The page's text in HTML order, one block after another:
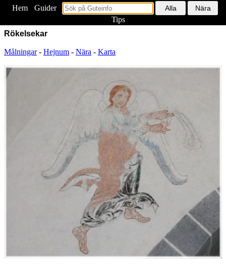
Hem
Guider
Tips
Rökelsekar
Målningar- Hejnum - Nära - Karta